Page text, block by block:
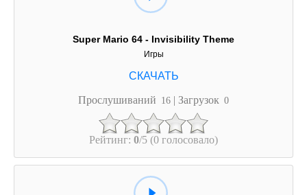
Super Mario 64 - Invisibility Theme
Игры
Прослушиваний 16 | Загрузок 0
Рейтинг: 0/5 (0 голосовало)